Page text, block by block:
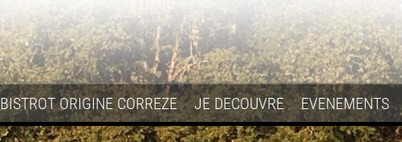
BISTROT ORIGINE CORREZE JE DECOUVRE EVENEMENTS